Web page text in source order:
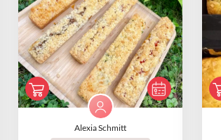
Alexia Schmitt